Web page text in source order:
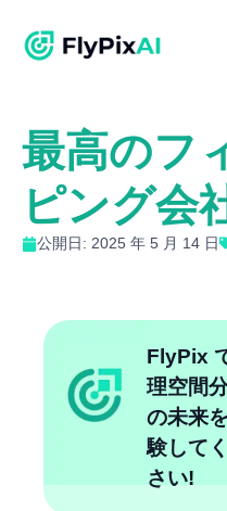
最高のフ
ピング会
公開日: 2025 年 5 月 14 日
FlyPix
理空間
の未来
験して
さい!